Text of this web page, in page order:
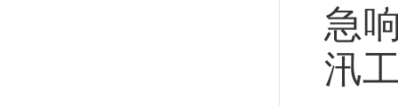
急
汛